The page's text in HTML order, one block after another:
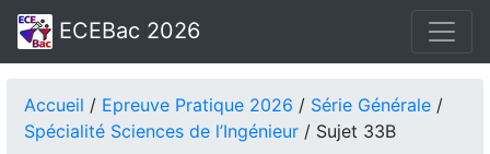
ECEBac 2026
Accueil / Epreuve Pratique 2026 / Série Générale /
Spécialité Sciences de l’Ingénieur / Sujet 33B